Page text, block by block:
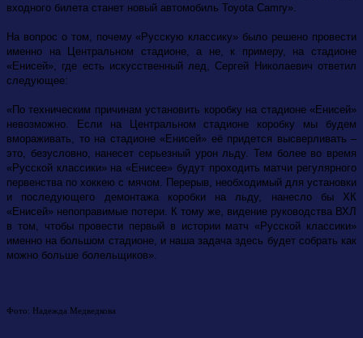
входного билета станет новый автомобиль Toyota Camry».
На вопрос о том, почему «Русскую классику» было решено провести
именно на Центральном стадионе, а не, к примеру, на стадионе
«Енисей», где есть искусственный лед, Сергей Николаевич ответил
следующее:
«По техническим причинам установить коробку на стадионе «Енисей»
невозможно. Если на Центральном стадионе коробку мы будем
вмораживать, то на стадионе «Енисей» её придется высверливать –
это, безусловно, нанесет серьезный урон льду. Тем более во время
«Русской классики» на «Енисее» будут проходить матчи регулярного
первенства по хоккею с мячом. Перерыв, необходимый для установки
и последующего демонтажа коробки на льду, нанесло бы ХК
«Енисей» непоправимые потери. К тому же, видение руководства ВХЛ
в том, чтобы провести первый в истории матч «Русской классики»
именно на большом стадионе, и наша задача здесь будет собрать как
можно больше болельщиков».
Фото: Надежда Медведкова